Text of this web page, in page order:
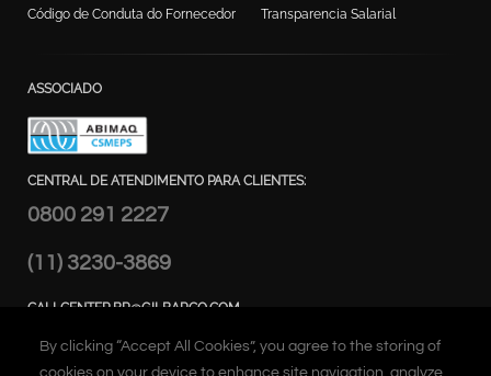
By clicking “Accept All Cookies”, you agree to the storing of
Código de Conduta do Fornecedor
Transparencia Salarial
ASSOCIADO
CENTRAL DE ATENDIMENTO PARA CLIENTES:
0800 291 2227
(11) 3230-3869
CALLCENTER.BR@GILBARCO.COM
ENDEREÇO:
Alameda Caiapós, 173 - Tamboré,